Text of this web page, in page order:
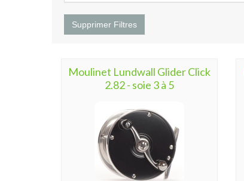
Supprimer Filtres
Moulinet Lundwall Glider Click
2.82 - soie 3 à 5